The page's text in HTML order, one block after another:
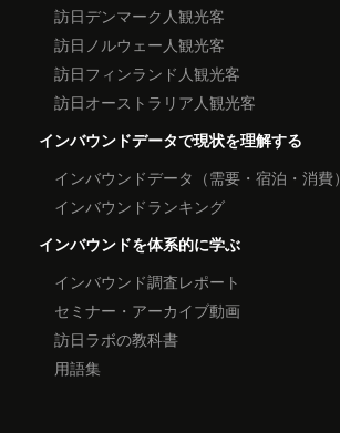
訪日デンマーク人観光客
訪日ノルウェー人観光客
訪日フィンランド人観光客
訪日オーストラリア人観光客
インバウンドデータで現状を理解する
インバウンドデータ（需要・宿泊・消費）
インバウンドランキング
インバウンドを体系的に学ぶ
インバウンド調査レポート
セミナー・アーカイブ動画
訪日ラボの教科書
用語集